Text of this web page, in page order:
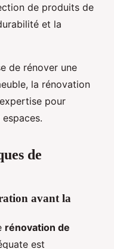
de produits de
et la
de rénover une
la rénovation
pour
de
avant la
rénovation de
est